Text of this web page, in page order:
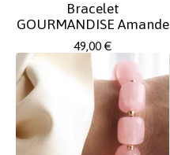
Bracelet
GOURMANDISE Amande
49,00 €